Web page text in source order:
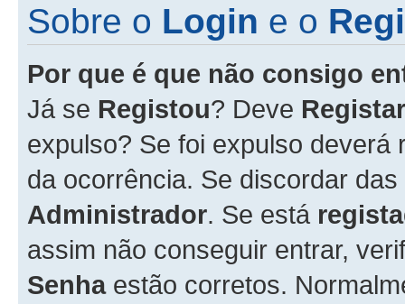
Sobre o Login e o
Por que é que não consigo
Já se Registou? Deve
expulso? Se foi expulso
da ocorrência. Se discordar
Administrador. Se está
assim não conseguir entrar,
Senhaestão corretos.